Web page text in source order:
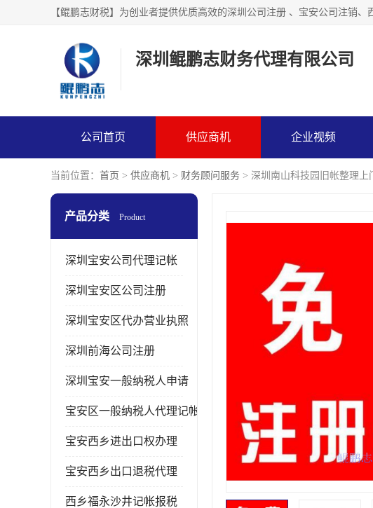
【鲲鹏志财税】为创业者提供优质高效的深圳公司注册 、宝安公司注销
深圳鲲鹏志财务代理有限公司
公司首页 供应商机 企业视频
当前位置： 首页 > 供应商机 > 财务顾问服务 > 深圳南山科技园旧帐整理
产品分类 Product
深圳宝安公司代理记帐
深圳宝安区公司注册
深圳宝安区代办营业执照
深圳前海公司注册
深圳宝安一般纳税人申请
宝安区一般纳税人代理记帐
宝安西乡进出口权办理
宝安西乡出口退税代理
西乡福永沙井记帐报税